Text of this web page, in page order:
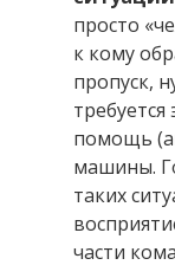
просто
к кому
пропуск,
помощь
машины.
таких
части